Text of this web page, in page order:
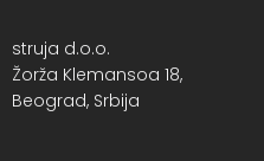
struja d.o.o.
Žorža Klemansoa 18,
Beograd, Srbija